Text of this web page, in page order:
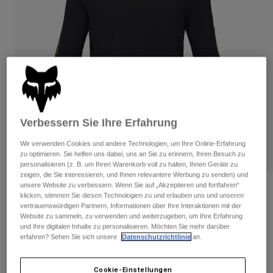
Hosen
Kurze Hosen
Jacken
Handschuhe
Protektoren
Brillen
Socken
Zubehör
Hosen
Handschuhe
Jacken
Protektoren
Socken
Taschen & Zubehör
Spare parts
Alle anzeigen
Damen
T-Shirts & Tops
Jacken
Hosen
Shirts
Alle anzeigen
Kinder
Alle anzeigen
Moto
Helme
Jerseys
Hosen
Stiefel
Guards
Handschuhe
Brillen
Bewertungen
Jersey Defend Thermal
Artikelnr. 33788
€ 119,99
Verbessern Sie Ihre Erfahrung
Wir verwenden Cookies und andere Technologien, um Ihre Online-Erfahrung
zu optimieren. Sie helfen uns dabei, uns an Sie zu erinnern, Ihren Besuch zu
personalisieren (z. B. um Ihren Warenkorb voll zu halten, Ihnen Geräte zu
zeigen, die Sie interessieren, und Ihnen relevantere Werbung zu senden) und
unsere Website zu verbessern. Wenn Sie auf „Akzeptieren und fortfahren“
klicken, stimmen Sie diesen Technologien zu und erlauben uns und unseren
vertrauenswürdigen Partnern, Informationen über Ihre Interaktionen mit der
Website zu sammeln, zu verwenden und weiterzugeben, um Ihre Erfahrung
und Ihre digitalen Inhalte zu personalisieren. Möchten Sie mehr darüber
erfahren? Sehen Sie sich unsere
Datenschutzrichtlinie an.
Cookie-Einstellungen